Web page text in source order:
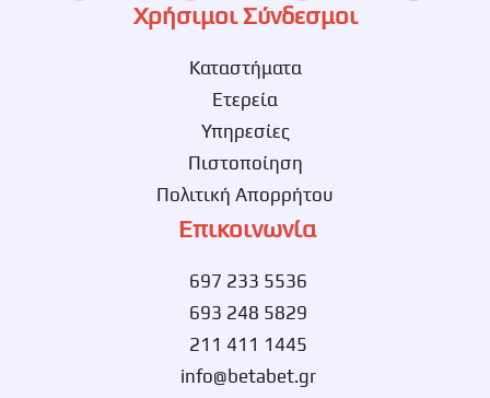
Χρήσιμοι Σύνδεσμοι
Καταστήματα
Ετερεία
Υπηρεσίες
Πιστοποίηση
Πολιτική Απορρήτου
Επικοινωνία
697 233 5536
693 248 5829
211 411 1445
info@betabet.gr